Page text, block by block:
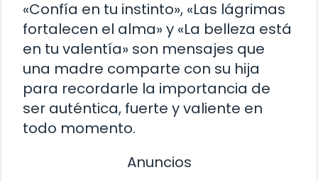
«Confía en tu instinto», «Las lágrimas
fortalecen el alma» y «La belleza está
en tu valentía» son mensajes que
una madre comparte con su hija
para recordarle la importancia de
ser auténtica, fuerte y valiente en
todo momento.
Anuncios